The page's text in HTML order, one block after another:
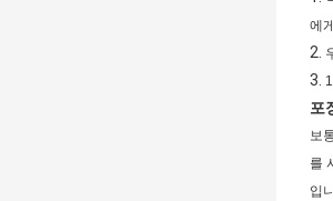
에
2.
3.
포
보
를
입